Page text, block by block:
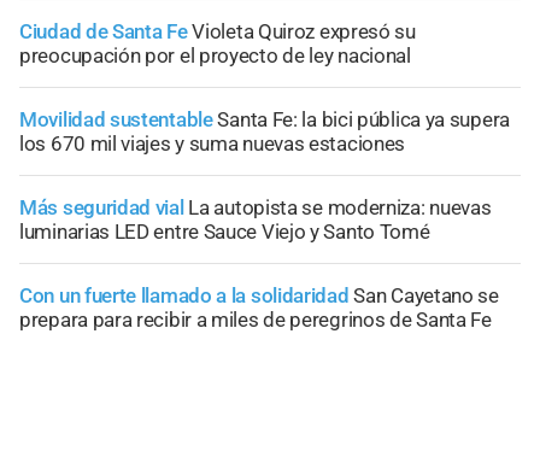
Ciudad de Santa FeVioleta Quiroz expresó su
preocupación por el proyecto de ley nacional
Movilidad sustentableSanta Fe: la bici pública ya supera
los 670 mil viajes y suma nuevas estaciones
Más seguridad vial La autopista se moderniza: nuevas
luminarias LED entre Sauce Viejo y Santo Tomé
Con un fuerte llamado a la solidaridad San Cayetano se
prepara para recibir a miles de peregrinos de Santa Fe